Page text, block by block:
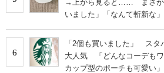
→上から見ると…… まさか
いました」「なんて斬新な」
6
「2個も買いました」 スタ
大人気 「どんなコーデも
カップ型のポーチも可愛い